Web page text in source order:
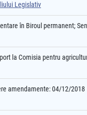
Legislativ
în Biroul permanent;
la Comisia pentru
amendamente: 04/12/2018